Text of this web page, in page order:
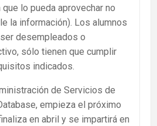
lo pueda aprovechar no
la información). Los alumnos
desempleados o
sólo tienen que cumplir
indicados.
de Servicios de
empieza el próximo
en abril y se impartirá en